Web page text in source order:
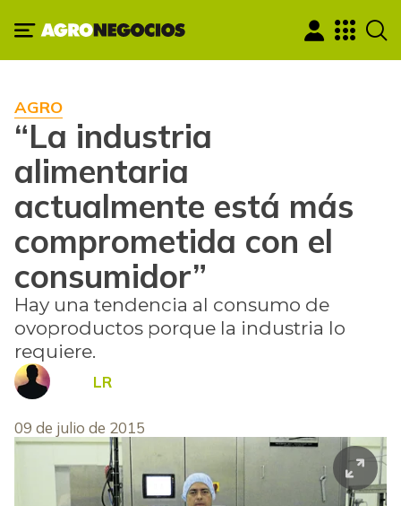
AGRO
“La industria
alimentaria
actualmente está más
comprometida con el
consumidor”
Hay una tendencia al consumo de
ovoproductos porque la industria lo
requiere.
LR
09 de julio de 2015